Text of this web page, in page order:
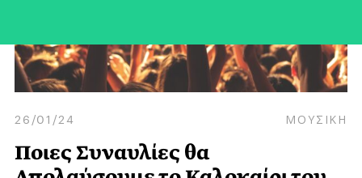
26/01/24 ΜΟΥΣΙΚΗ
Ποιες Συναυλίες θα